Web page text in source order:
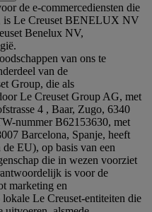
de e-commercediensten die
is Le Creuset BENELUX NV
Benelux NV,
van ons te
van de
Group, die als
Le Creuset Group AG, met
4 , Baar, Zugo, 6340
nummer B62153630, met
Barcelona, Spanje, heeft
EU), op basis van een
die in wezen voorziet
is voor de
marketing en
Le Creuset-entiteiten die